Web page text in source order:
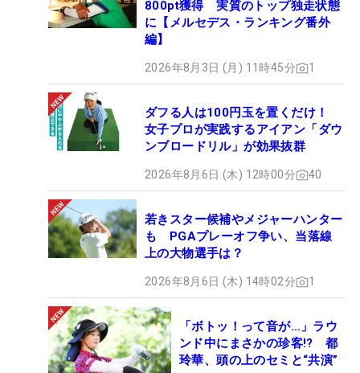
800pt獲得 実質のトップ独走状態
に【メルセデス・ランキング番外
編】
2026年8月3日 (月) 11時45分 1
ダフる人は100円玉を置くだけ！
女子プロが実践するアイアン「ダウ
ンブロードリル」が効果抜群
2026年8月6日 (木) 12時00分 40
若きスター候補やメジャーハンター
も PGAプレーオフ争い、当落線
上の大物選手は？
2026年8月6日 (木) 14時02分 1
「ボトッ！って音が…」ラウ
ンド中にまさかの珍客!? 都
玲華、頭の上のセミと“共演”